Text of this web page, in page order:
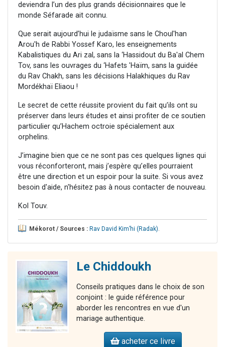
deviendra l’un des plus grands décisionnaires que le
monde Séfarade ait connu.
Que serait aujourd’hui le judaïsme sans le Choul'han
Arou'h de Rabbi Yossef Karo, les enseignements
Kabalistiques du Ari zal, sans la ‘Hassidout du Ba'al Chem
Tov, sans les ouvrages du ‘Hafets 'Haïm, sans la guidée
du Rav Chakh, sans les décisions Halakhiques du Rav
Mordékhaï Eliaou !
Le secret de cette réussite provient du fait qu’ils ont su
préserver dans leurs études et ainsi profiter de ce soutien
particulier qu’Hachem octroie spécialement aux
orphelins.
J’imagine bien que ce ne sont pas ces quelques lignes qui
vous réconforteront, mais j’espère qu’elles pourraient
être une direction et un espoir pour la suite. Si vous avez
besoin d'aide, n'hésitez pas à nous contacter de nouveau.
Kol Touv.
Mékorot / Sources : Rav David Kim’hi (Radak).
Le Chiddoukh
Conseils pratiques dans le choix de son
conjoint : le guide référence pour
aborder les rencontres en vue d'un
mariage authentique.
acheter ce livre